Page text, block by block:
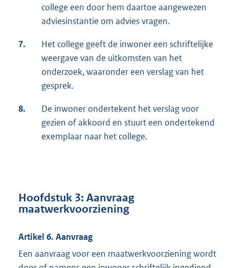
college een door hem daartoe aangewezen
adviesinstantie om advies vragen.
7.
Het college geeft de inwoner een schriftelijke
weergave van de uitkomsten van het
onderzoek, waaronder een verslag van het
gesprek.
8.
De inwoner ondertekent het verslag voor
gezien of akkoord en stuurt een ondertekend
exemplaar naar het college.
Hoofdstuk 3: Aanvraag
maatwerkvoorziening
Artikel 6. Aanvraag
Een aanvraag voor een maatwerkvoorziening wordt